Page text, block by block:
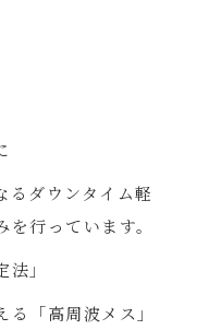
るダウンタイム軽
行っています。
」
「高周波メス」